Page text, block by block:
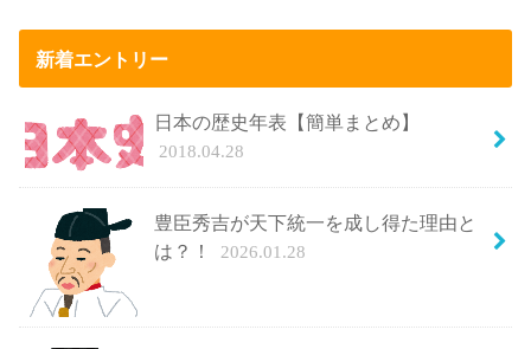
新着エントリー
日本の歴史年表【簡単まとめ】
2018.04.28
豊臣秀吉が天下統一を成し得た理由と
は？！
2026.01.28